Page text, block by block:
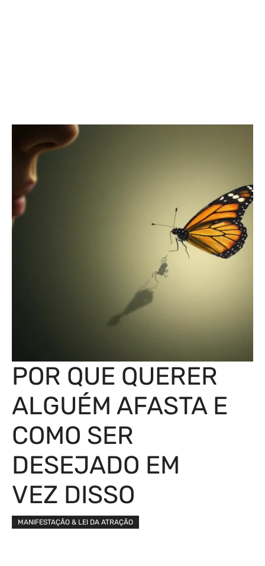
POR QUE QUERER
ALGUÉM AFASTA E
COMO SER
DESEJADO EM
VEZ DISSO
MANIFESTAÇÃO & LEI DA ATRAÇÃO